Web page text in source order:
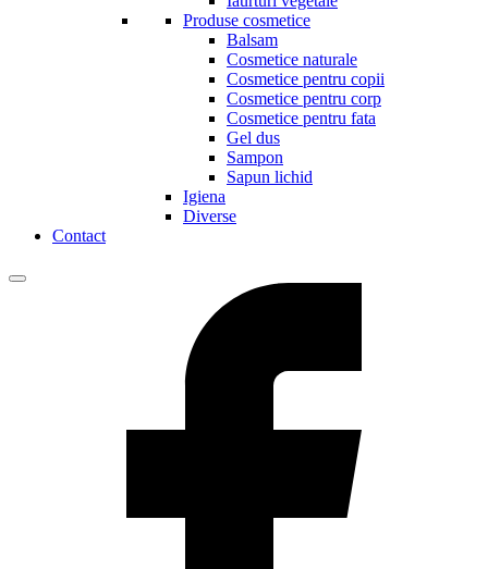
Produse cosmetice
Balsam
Cosmetice naturale
Cosmetice pentru copii
Cosmetice pentru corp
Cosmetice pentru fata
Gel dus
Sampon
Sapun lichid
Igiena
Diverse
Contact